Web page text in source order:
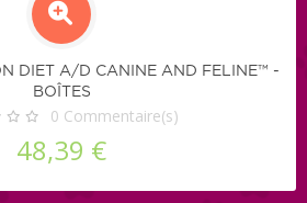
DIET A/D CANINE AND FELINE™ -
BOÎTES
0 Commentaire(s)
48,39 €